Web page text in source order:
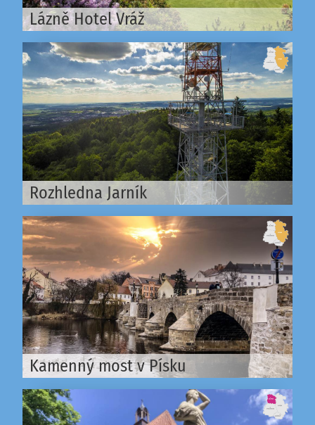
Lázně Hotel Vráž
Rozhledna Jarník
Kamenný most v Písku